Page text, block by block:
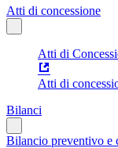
Atti di concessione
Atti di
Atti di
Bilanci
Bilancio preventivo e